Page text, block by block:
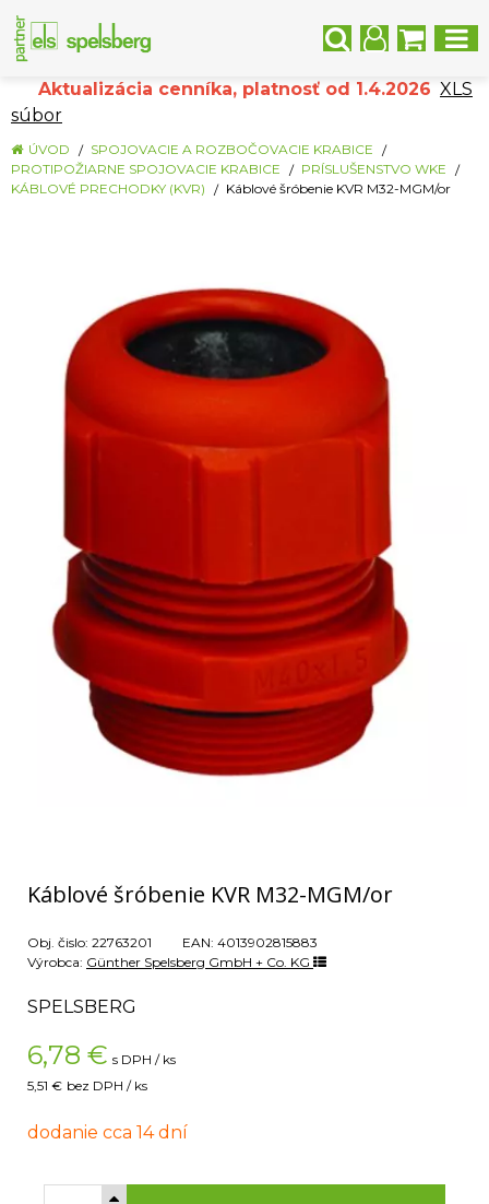
Aktualizácia cenníka, platnosť od 1.4.2026 XLS
súbor
ÚVOD
SPOJOVACIE A ROZBOČOVACIE KRABICE
PROTIPOŽIARNE SPOJOVACIE KRABICE
PRÍSLUŠENSTVO WKE
KÁBLOVÉ PRECHODKY (KVR)
Káblové šróbenie KVR M32-MGM/or
Káblové šróbenie KVR M32-MGM/or
Obj. čislo: 22763201 EAN: 4013902815883
Výrobca: Günther Spelsberg GmbH + Co. KG
SPELSBERG
6,78 € s DPH / ks
5,51 € bez DPH / ks
dodanie cca 14 dní